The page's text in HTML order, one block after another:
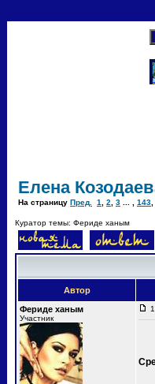
Елена
На страницу Пред. 1 2 3 143
Куратор темы: Фериде ханым
Автор
Фериде ханым
Участник